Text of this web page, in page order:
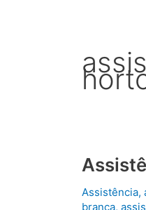
Assistência,
branca,